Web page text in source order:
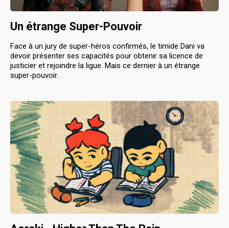
Un étrange Super-Pouvoir
Face à un jury de super-héros confirmés, le timide Dani va
devoir présenter ses capacités pour obtenir sa licence de
justicier et rejoindre la ligue. Mais ce dernier à un étrange
super-pouvoir.